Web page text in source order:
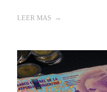
LEER MAS